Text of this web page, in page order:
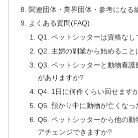
関連団体・業界団体・参考になる
よくある質問(FAQ)
Q1. ペットシッターは資格なし
Q2. 主婦の副業から始めること
Q3. ペットシッターと動物看護
がありますか?
Q4. 1日に何件くらい回せます
Q5. 預かり中に動物が亡くなっ
Q6. ペットシッターから他の動
アチェンジできますか?